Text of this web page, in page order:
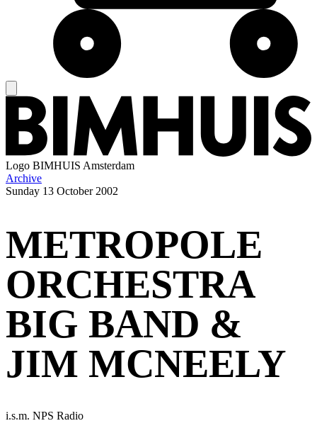
Logo BIMHUIS Amsterdam
Archive
Sunday 13 October 2002
METROPOLE
ORCHESTRA
BIG BAND &
JIM MCNEELY
i.s.m. NPS Radio